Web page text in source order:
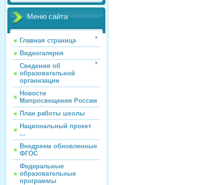
Меню сайта
Главная страница
Видеогалерея
Сведения об
образовательной
организации
Новости
Мипросвещения России
План работы школы
Национальный проект
...
Внедряем обновленные
ФГОС
Федеральные
образовательные
программы